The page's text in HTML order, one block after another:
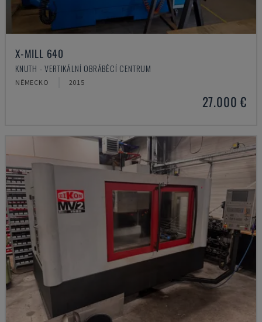
X-MILL 640
KNUTH - VERTIKÁLNÍ OBRÁBĚCÍ CENTRUM
NĚMECKO 2015
27.000 €